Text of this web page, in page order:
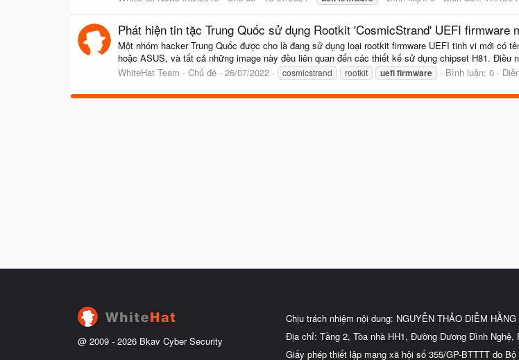
Phát hiện tin tặc Trung Quốc sử dụng Rootkit 'CosmicStrand' UEFI firmware
Một nhóm hacker Trung Quốc được cho là đang sử dụng loại rootkit firmware UEFI tinh vi mới có
hoặc ASUS, và tất cả những image này đều liên quan đến các thiết kế sử dụng chipset H81. Điều
WhiteHat Team
Chủ đề 26/07/2022 cosmicstrand rootkit uefifirmware Bình luận: 0
@ 2009 - 2026 Bkav Cyber Security
Chịu trách nhiệm nội dung: NGUYỄN THẢO DIỄM HẰNG
Địa chỉ: Tầng 2, Tòa nhà HH1, Đường Dương Đình Nghệ,
Giấy phép thiết lập mạng xã hội số 355/GP-BTTTT do